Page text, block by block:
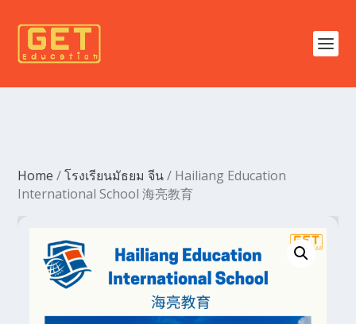
Home /โรงเรียนมัธยม จีน/ Hailiang Education
International School 海亮教育